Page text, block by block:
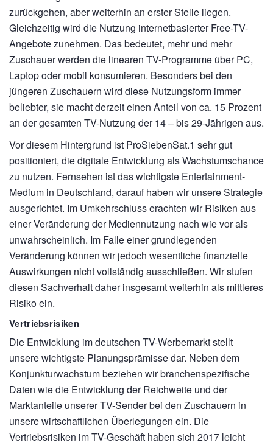
zurückgehen, aber weiterhin an erster Stelle liegen.
Gleichzeitig wird die Nutzung internetbasierter Free-TV-
Angebote zunehmen. Das bedeutet, mehr und mehr
Zuschauer werden die linearen TV-Programme über PC,
Laptop oder mobil konsumieren. Besonders bei den
jüngeren Zuschauern wird diese Nutzungsform immer
beliebter, sie macht derzeit einen Anteil von ca. 15 Prozent
an der gesamten TV-Nutzung der 14 – bis 29-Jährigen aus.
Vor diesem Hintergrund ist ProSiebenSat.1 sehr gut
positioniert, die digitale Entwicklung als Wachstumschance
zu nutzen. Fernsehen ist das wichtigste Entertainment-
Medium in Deutschland, darauf haben wir unsere Strategie
ausgerichtet. Im Umkehrschluss erachten wir Risiken aus
einer Veränderung der Mediennutzung nach wie vor als
unwahrscheinlich. Im Falle einer grundlegenden
Veränderung können wir jedoch wesentliche finanzielle
Auswirkungen nicht vollständig ausschließen. Wir stufen
diesen Sachverhalt daher insgesamt weiterhin als mittleres
Risiko ein.
Vertriebsrisiken
Die Entwicklung im deutschen TV-Werbemarkt stellt
unsere wichtigste Planungsprämisse dar. Neben dem
Konjunkturwachstum beziehen wir branchenspezifische
Daten wie die Entwicklung der Reichweite und der
Marktanteile unserer TV-Sender bei den Zuschauern in
unsere wirtschaftlichen Überlegungen ein. Die
Vertriebsrisiken im TV-Geschäft haben sich 2017 leicht